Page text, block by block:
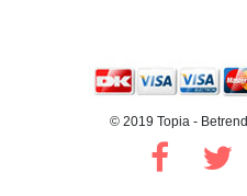
© 2019 Topia -